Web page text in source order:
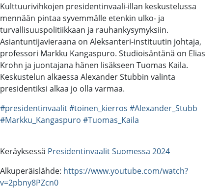
Kulttuurivihkojen presidentinvaali-illan keskustelussa
mennään pintaa syvemmälle etenkin ulko- ja
turvallisuuspolitiikkaan ja rauhankysymyksiin.
Asiantuntijavieraana on Aleksanteri-instituutin johtaja,
professori Markku Kangaspuro. Studioisäntänä on Elias
Krohn ja juontajana hänen lisäkseen Tuomas Kaila.
Keskustelun alkaessa Alexander Stubbin valinta
presidentiksi alkaa jo olla varmaa.
#presidentinvaalit#toinen_kierros #Alexander_Stubb
#Markku_Kangaspuro #Tuomas_Kaila
Keräyksessä Presidentinvaalit Suomessa 2024
Alkuperäislähde: https://www.youtube.com/watch?
v=2pbny8PZcn0